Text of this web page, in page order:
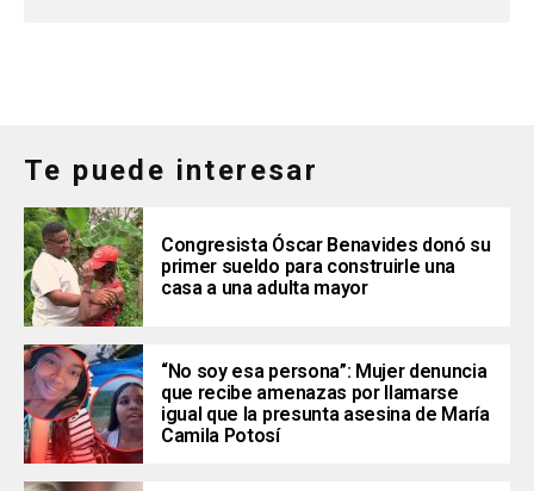
Te puede interesar
Congresista Óscar Benavides donó su
primer sueldo para construirle una
casa a una adulta mayor
“No soy esa persona”: Mujer denuncia
que recibe amenazas por llamarse
igual que la presunta asesina de María
Camila Potosí